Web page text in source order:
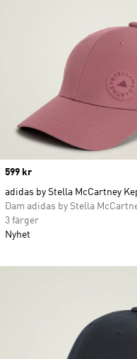
Price
599 kr
adidas by Stella McCartney
Dam adidas by Stella
3 färger
Nyhet